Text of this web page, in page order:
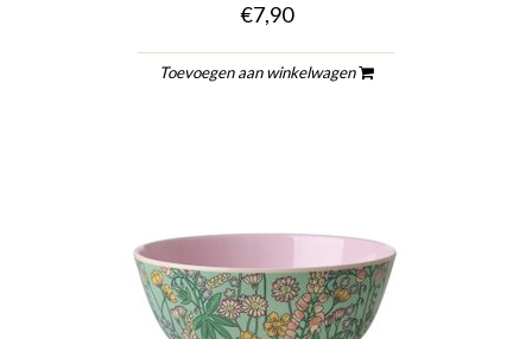
€7,90
Toevoegen aan winkelwagen